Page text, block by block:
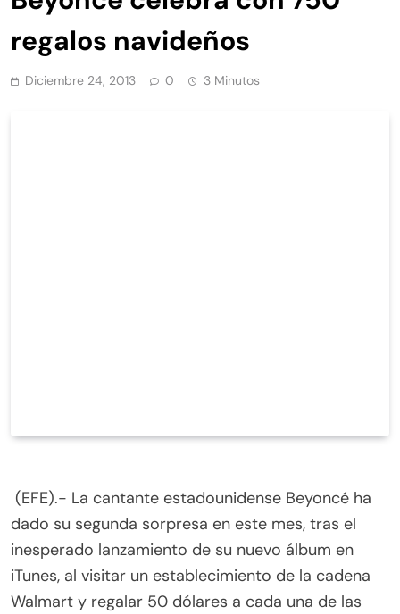
regalos navideños
Diciembre 24, 2013 0 3 Minutos
(EFE).- La cantante estadounidense Beyoncé ha
dado su segunda sorpresa en este mes, tras el
inesperado lanzamiento de su nuevo álbum en
iTunes, al visitar un establecimiento de la cadena
Walmart y regalar 50 dólares a cada una de las